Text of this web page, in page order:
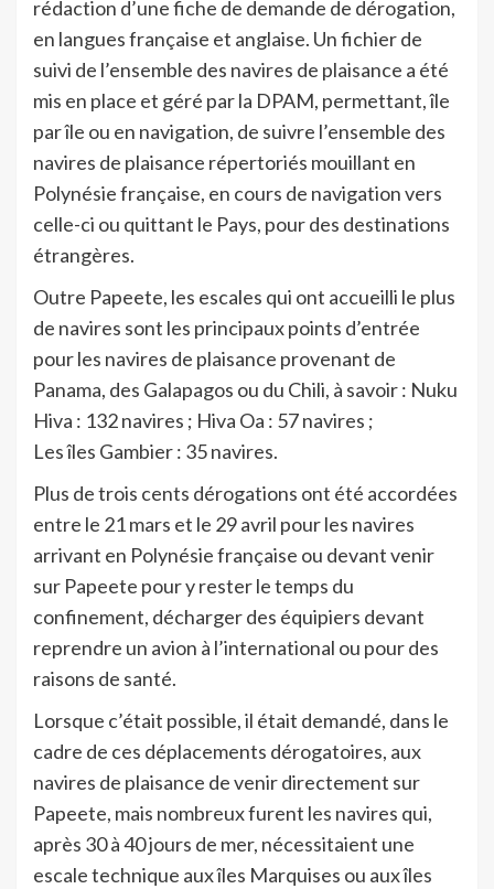
rédaction d’une fiche de demande de dérogation,
en langues française et anglaise. Un fichier de
suivi de l’ensemble des navires de plaisance a été
mis en place et géré par la DPAM, permettant, île
par île ou en navigation, de suivre l’ensemble des
navires de plaisance répertoriés mouillant en
Polynésie française, en cours de navigation vers
celle-ci ou quittant le Pays, pour des destinations
étrangères.
Outre Papeete, les escales qui ont accueilli le plus
de navires sont les principaux points d’entrée
pour les navires de plaisance provenant de
Panama, des Galapagos ou du Chili, à savoir : Nuku
Hiva : 132 navires ; Hiva Oa : 57 navires ;
Les îles Gambier : 35 navires.
Plus de trois cents dérogations ont été accordées
entre le 21 mars et le 29 avril pour les navires
arrivant en Polynésie française ou devant venir
sur Papeete pour y rester le temps du
confinement, décharger des équipiers devant
reprendre un avion à l’international ou pour des
raisons de santé.
Lorsque c’était possible, il était demandé, dans le
cadre de ces déplacements dérogatoires, aux
navires de plaisance de venir directement sur
Papeete, mais nombreux furent les navires qui,
après 30 à 40 jours de mer, nécessitaient une
escale technique aux îles Marquises ou aux îles